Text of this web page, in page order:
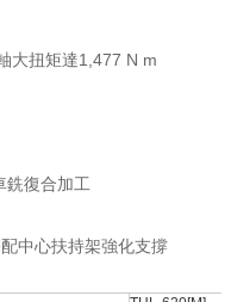
大扭矩達1,477 N m
銑復合加工
中心扶持架強化支撐